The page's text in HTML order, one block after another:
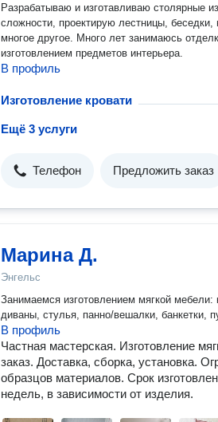
Разрабатываю и изготавливаю столярные
сложности, проектирую лестницы,
многое другое. Много лет занимаюсь
изготовлением предметов интерьера.
В профиль
Изготовление кровати
Ещё 3 услуги
Телефон Предложить заказ
Марина Д.
Энгельс
Занимаемся изготовлением мягкой мебели:
диваны, стулья, панно/вешалки, банкетки,
В профиль
Частная мастерская. Изготовление
заказ. Доставка, сборка, установка.
образцов материалов. Срок
недель, в зависимости от изделия.